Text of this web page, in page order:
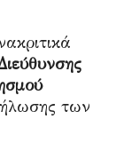
των